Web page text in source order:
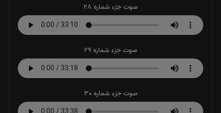
صوت جزء شماره 28
صوت جزء شماره 29
صوت جزء شماره 30